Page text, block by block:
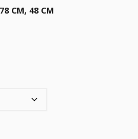
CM, 48 CM